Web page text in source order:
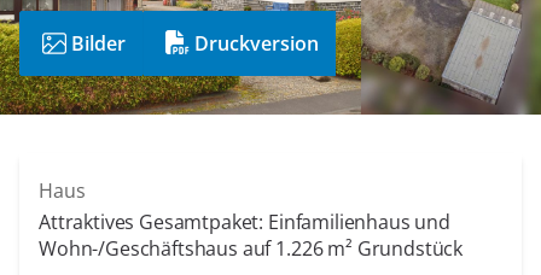
Bilder Druckversion
Haus
Attraktives Gesamtpaket: Einfamilienhaus und
Wohn-/Geschäftshaus auf 1.226 m² Grundstück